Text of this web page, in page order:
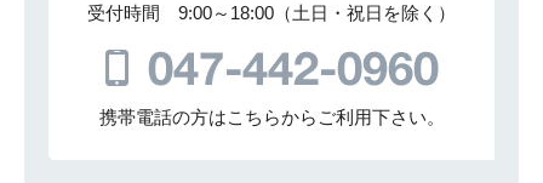
受付時間 9:00～18:00（土日・祝日を除く）
携帯電話の方はこちらからご利用下さい。